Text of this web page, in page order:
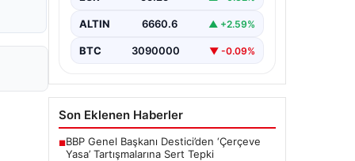
biçimde bağlantı sağlaması kritik bir
birçok…
ALTIN 6660.6 ▲ +2.59%
BTC 3090000 ▼ -0.09%
Son Eklenen Haberler
■BBP Genel Başkanı Destici’den ‘Çerçeve
Yasa’ Tartışmalarına Sert Tepki